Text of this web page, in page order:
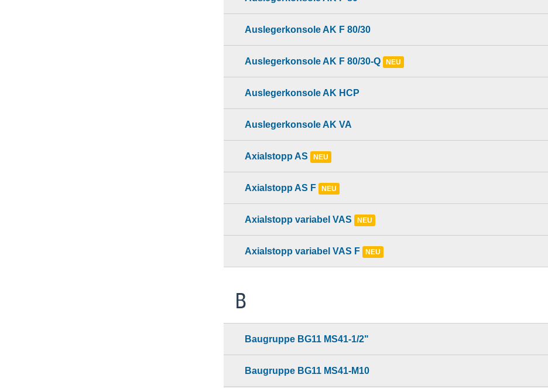
Auslegerkonsole AK F 80/30
Auslegerkonsole AK F 80/30-Q NEU
Auslegerkonsole AK HCP
Auslegerkonsole AK VA
Axialstopp AS NEU
Axialstopp AS F NEU
Axialstopp variabel VAS NEU
Axialstopp variabel VAS F NEU
B
Baugruppe BG11 MS41-1/2"
Baugruppe BG11 MS41-M10